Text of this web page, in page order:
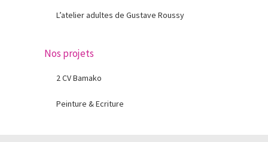
L’atelier adultes de Gustave Roussy
Nos projets
2 CV Bamako
Peinture & Ecriture